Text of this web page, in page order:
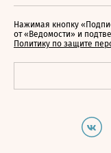
Нажимая кнопку
от «Ведомости» и
Политику по защите